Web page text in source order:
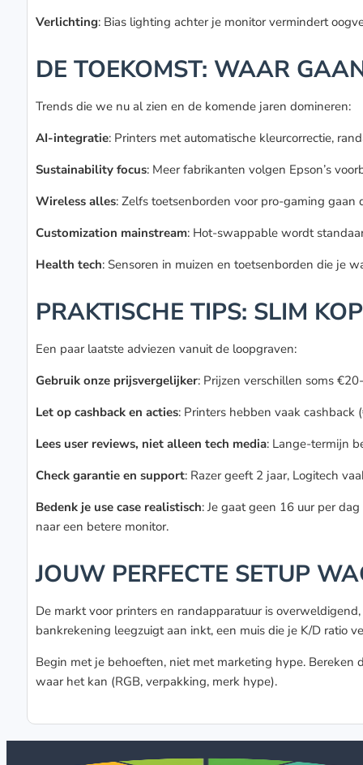
Verlichting: Bias lighting achter je monitor vermindert
DE TOEKOMST: WAAR
Trends die we nu al zien en de komende jaren domineren:
AI-integratie: Printers met automatische kleurcorrectie,
Sustainability focus: Meer fabrikanten volgen Epson’s
Wireless alles: Zelfs toetsenborden voor pro-gaming
Customization mainstream: Hot-swappable wordt
Health tech: Sensoren in muizen en toetsenborden die je
PRAKTISCHE TIPS: SLIM
Een paar laatste adviezen vanuit de loopgraven:
Gebruik onze prijsvergelijker: Prijzen verschillen soms
Let op cashback en acties: Printers hebben vaak
Lees user reviews, niet alleen tech media: Lange-termijn
Check garantie en support: Razer geeft 2 jaar, Logitech
Bedenk je use case realistisch: Je gaat geen 16 uur per
naar een betere monitor.
JOUW PERFECTE SETUP
De markt voor printers en randapparatuur is
bankrekening leegzuigt aan inkt, een muis die je K/D ratio
Begin met je behoeften, niet met marketing hype. Bereken
waar het kan (RGB, verpakking, merk hype).